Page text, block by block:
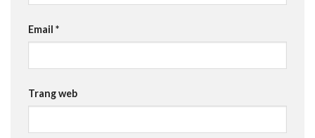
Email *
Trang web